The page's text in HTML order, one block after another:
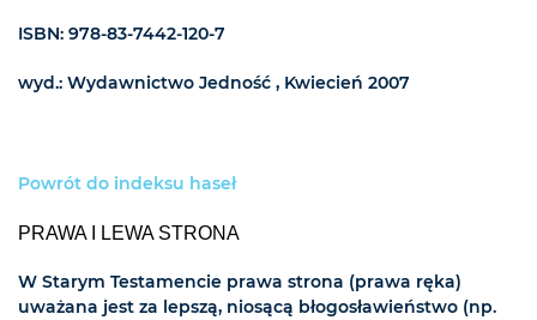
ISBN: 978-83-7442-120-7
wyd.: Wydawnictwo Jedność , Kwiecień 2007
Powrót do indeksu haseł
PRAWA I LEWA STRONA
W Starym Testamencie prawa strona (prawa ręka)
uważana jest za lepszą, niosącą błogosławieństwo (np.